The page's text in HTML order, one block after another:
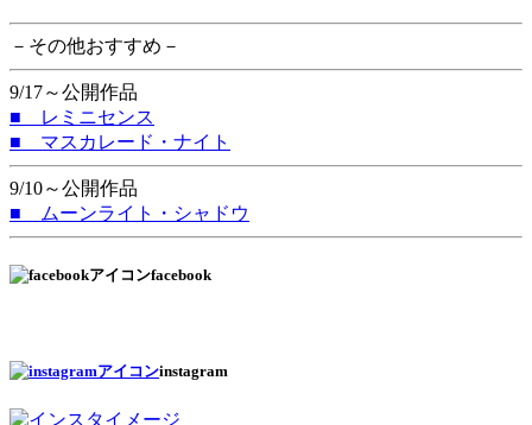
－その他おすすめ－
9/17～公開作品
■ レミニセンス
■ マスカレード・ナイト
9/10～公開作品
■ ムーンライト・シャドウ
facebook
instagram